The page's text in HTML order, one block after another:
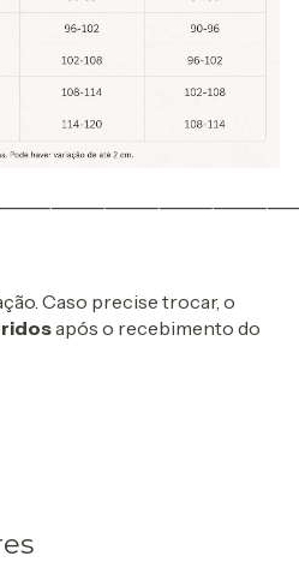
Caso precise trocar, o
após o recebimento do